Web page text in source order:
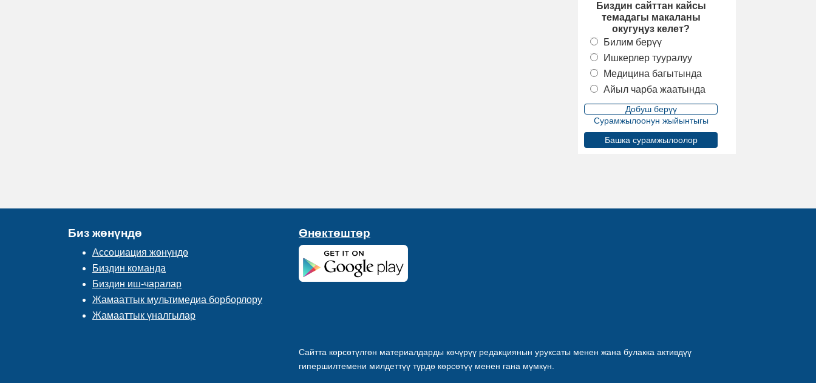
Биздин сайттан кайсы
темадагы макаланы
окугуңуз келет?
Билим берүү
Ишкерлер тууралуу
Медицина багытында
Айыл чарба жаатында
Сурамжылоонун жыйынтыгы
Башка сурамжылоолор
Биз жөнүндө
Ассоциация жөнүндө
Биздин команда
Биздин иш-чаралар
Жамааттык мультимедиа борборлору
Жамааттык үналгылар
Өнөктөштөр
Сайтта көрсөтүлгөн материалдарды көчүрүү редакциянын уруксаты менен жана булакка активдүү
гипершилтемени милдеттүү түрдө көрсөтүү менен гана мүмкүн.